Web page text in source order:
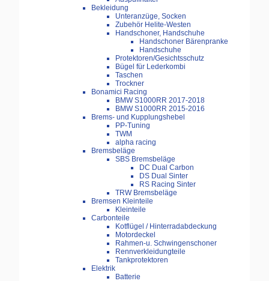
Bekleidung
Unteranzüge, Socken
Zubehör Helite-Westen
Handschoner, Handschuhe
Handschoner Bärenpranke
Handschuhe
Protektoren/Gesichtsschutz
Bügel für Lederkombi
Taschen
Trockner
Bonamici Racing
BMW S1000RR 2017-2018
BMW S1000RR 2015-2016
Brems- und Kupplungshebel
PP-Tuning
TWM
alpha racing
Bremsbeläge
SBS Bremsbeläge
DC Dual Carbon
DS Dual Sinter
RS Racing Sinter
TRW Bremsbeläge
Bremsen Kleinteile
Kleinteile
Carbonteile
Kotflügel / Hinterradabdeckung
Motordeckel
Rahmen-u. Schwingenschoner
Rennverkleidungteile
Tankprotektoren
Elektrik
Batterie